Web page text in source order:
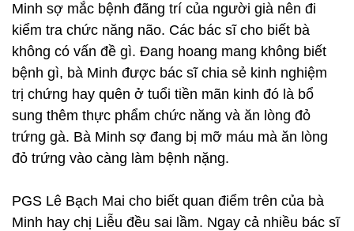
Minh sợ mắc bệnh đãng trí của người già nên đi
kiểm tra chức năng não. Các bác sĩ cho biết bà
không có vấn đề gì. Đang hoang mang không biết
bệnh gì, bà Minh được bác sĩ chia sẻ kinh nghiệm
trị chứng hay quên ở tuổi tiền mãn kinh đó là bổ
sung thêm thực phẩm chức năng và ăn lòng đỏ
trứng gà. Bà Minh sợ đang bị mỡ máu mà ăn lòng
đỏ trứng vào càng làm bệnh nặng.
PGS Lê Bạch Mai cho biết quan điểm trên của bà
Minh hay chị Liễu đều sai lầm. Ngay cả nhiều bác sĩ